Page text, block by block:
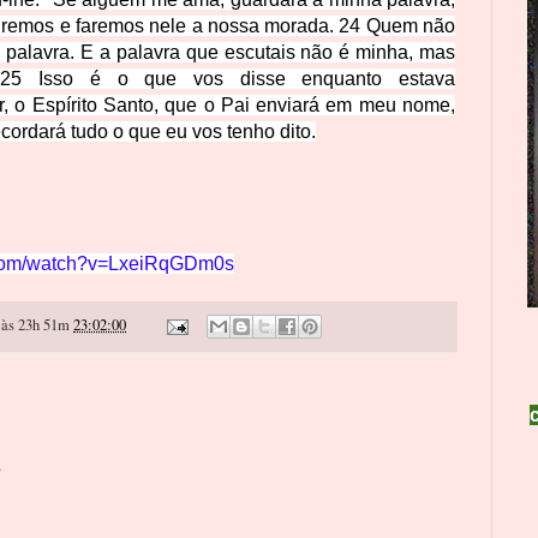
e faremos nele a nossa morada. 24 Quem não
E a palavra que escutais não é minha, mas
25
Isso é o que vos disse enquanto estava
o Espírito Santo, que o Pai enviará em meu nome,
tudo o que eu vos tenho dito.
watch?v=LxeiRqGDm0s
às 23h 51m23:02:00